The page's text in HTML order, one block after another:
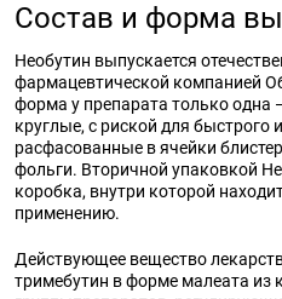
Состав и форма
Необутин выпускается
фармацевтической компанией
форма у препарата только одна
круглые, с риской для быстрого
расфасованные в ячейки
фольги. Вторичной упаковкой
коробка, внутри которой
применению.
Действующее вещество
тримебутин в форме малеата из